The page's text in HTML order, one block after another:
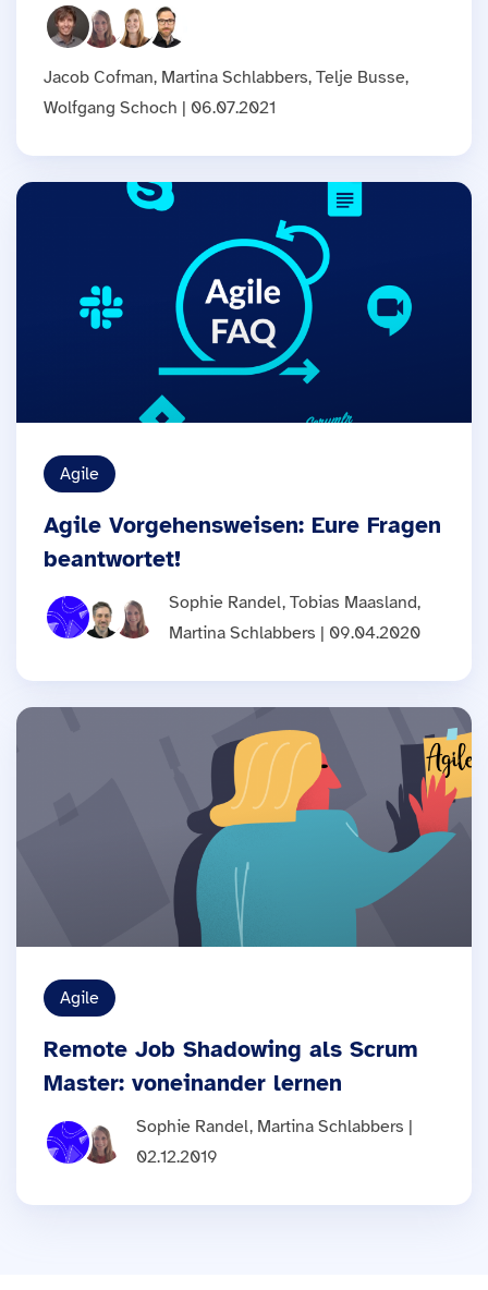
Jacob Cofman, Martina Schlabbers, Telje Busse,
Wolfgang Schoch | 06.07.2021
Agile
Agile Vorgehensweisen: Eure Fragen
beantwortet!
Sophie Randel, Tobias Maasland,
Martina Schlabbers | 09.04.2020
Agile
Remote Job Shadowing als Scrum
Master: voneinander lernen
Sophie Randel, Martina Schlabbers |
02.12.2019